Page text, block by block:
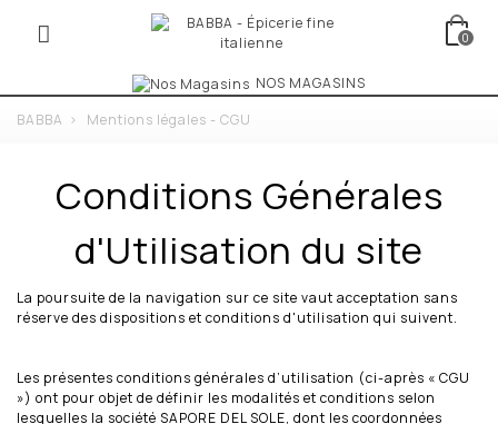
0
NOS MAGASINS
BABBA > Mentions légales - CGU
Conditions Générales
d'Utilisation du site
La poursuite de la navigation sur ce site vaut acceptation sans
réserve des dispositions et conditions d'utilisation qui suivent.
Les présentes conditions générales d’utilisation (ci-après « CGU
») ont pour objet de définir les modalités et conditions selon
lesquelles la société SAPORE DEL SOLE, dont les coordonnées